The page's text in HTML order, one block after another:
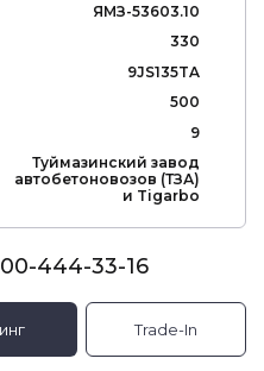
ЯМЗ-53603.10
330
9JS135TA
500
9
Туймазинский завод
автобетоновозов (ТЗА)
и Tigarbo
444-33-16
Trade-In